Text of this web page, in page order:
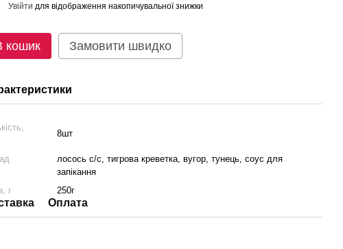
Увійти для відображення накопичувальної знижки
кошик Замовити швидко
8шт
лосось с/с, тигрова креветка, вугор, тунець, соус для
запікання
г
250г
Оплата